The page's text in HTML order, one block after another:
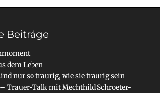
Beiträge
dem Leben
nur so traurig, wie sie traurig sein
Trauer-Talk mit Mechthild Schroeter-